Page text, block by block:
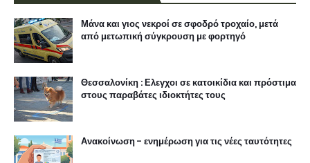
Μάνα και γιος νεκροί σε σφοδρό τροχαίο, μετά
από μετωπική σύγκρουση με φορτηγό
Θεσσαλονίκη : Ελεγχοι σε κατοικίδια και πρόστιμα
στους παραβάτες ιδιοκτήτες τους
Ανακοίνωση - ενημέρωση για τις νέες ταυτότητες